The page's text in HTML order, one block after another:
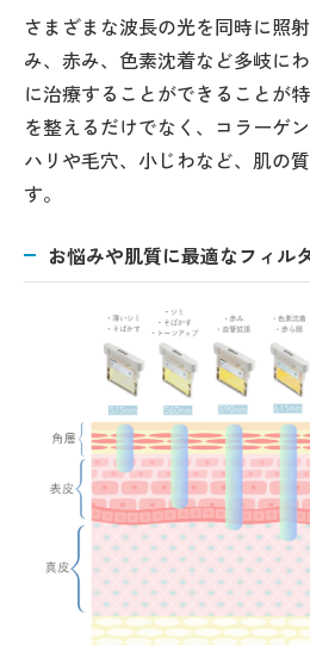
さまざまな波長の光を同時に照
み、赤み、色素沈着など多岐に
に治療することができることが
を整えるだけでなく、コラーゲ
ハリや毛穴、小じわなど、肌の
す。
お悩みや肌質に最適なフィル